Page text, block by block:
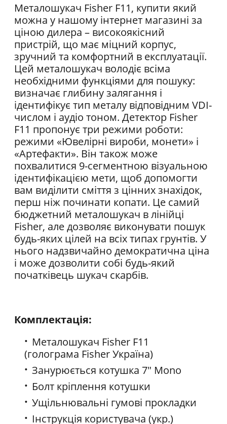
Металошукач Fisher F11, купити який
можна у нашому інтернет магазині за
ціною дилера – високоякісний
пристрій, що має міцний корпус,
зручний та комфортний в експлуатації.
Цей металошукач володіє всіма
необхідними функціями для пошуку:
визначає глибину залягання і
ідентифікує тип металу відповідним VDI-
числом і аудіо тоном. Детектор Fisher
F11 пропонує три режими роботи:
режими «Ювелірні вироби, монети» і
«Артефакти». Він також може
похвалитися 9-сегментною візуальною
ідентифікацією мети, щоб допомогти
вам виділити сміття з цінних знахідок,
перш ніж починати копати. Це самий
бюджетний металошукач в лінійці
Fisher, але дозволяє виконувати пошук
будь-яких цілей на всіх типах грунтів. У
нього надзвичайно демократична ціна
і може дозволити собі будь-який
початківець шукач скарбів.
Комплектація:
Металошукач Fisher F11
(голограма Fisher Україна)
Занурюється котушка 7" Mono
Болт кріплення котушки
Ущільнювальні гумові прокладки
Інструкція користувача (укр.)